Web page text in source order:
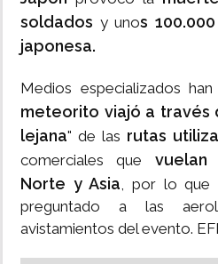
soldados y unos
japonesa.
Medios especializados
meteorito viajó a través
lejana" de las rutas
comerciales que
Norte y Asia, por lo que
preguntado a las
avistamientos del evento.